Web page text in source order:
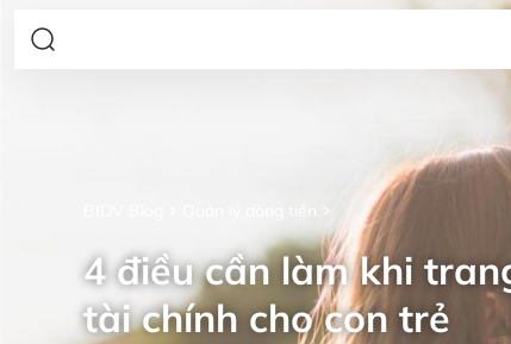
4 điều cần làm khi
tài chính cho con trẻ